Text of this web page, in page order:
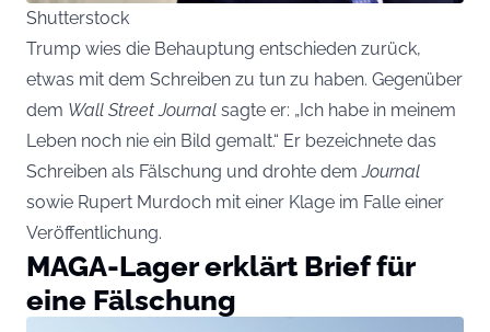
Shutterstock
Trump wies die Behauptung entschieden zurück,
etwas mit dem Schreiben zu tun zu haben. Gegenüber
dem Wall Street Journal sagte er: „Ich habe in meinem
Leben noch nie ein Bild gemalt.“ Er bezeichnete das
Schreiben als Fälschung und drohte demJournal
sowie Rupert Murdoch mit einer Klage im Falle einer
Veröffentlichung.
MAGA-Lager erklärt Brief für
eine Fälschung